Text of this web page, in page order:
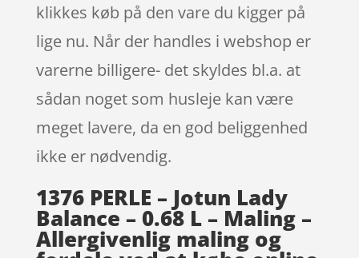
klikkes køb på den vare du kigger på
lige nu. Når der handles i webshop er
varerne billigere- det skyldes bl.a. at
sådan noget som husleje kan være
meget lavere, da en god beliggenhed
ikke er nødvendig.
1376 PERLE – Jotun Lady
Balance – 0.68 L – Maling –
Allergivenlig maling og